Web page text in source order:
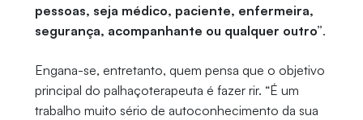
pessoas, seja médico, paciente, enfermeira,
segurança, acompanhante ou qualquer outro”.
Engana-se, entretanto, quem pensa que o objetivo
principal do palhaçoterapeuta é fazer rir. “É um
trabalho muito sério de autoconhecimento da sua